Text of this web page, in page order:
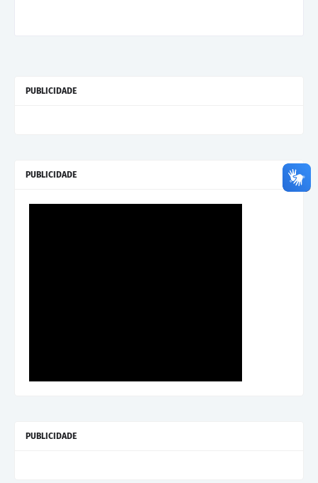
PUBLICIDADE
PUBLICIDADE
PUBLICIDADE